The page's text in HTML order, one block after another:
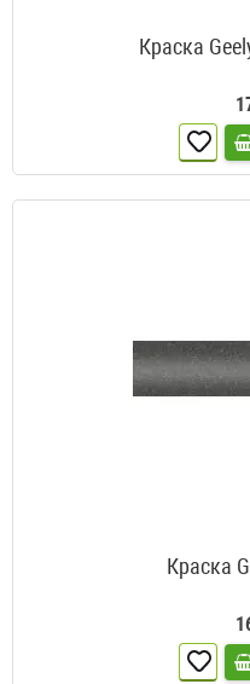
Краска
Краска